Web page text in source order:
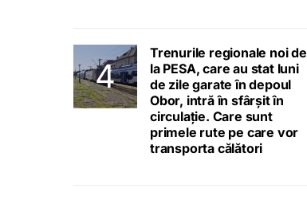
Trenurile regionale noi de
la PESA, care au stat luni
de zile garate în depoul
Obor, intră în sfârșit în
circulație. Care sunt
primele rute pe care vor
transporta călători